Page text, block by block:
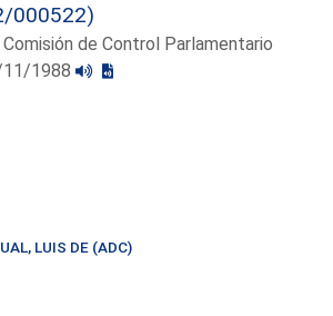
000522)
de Control Parlamentario
11/1988
LUIS DE (ADC)